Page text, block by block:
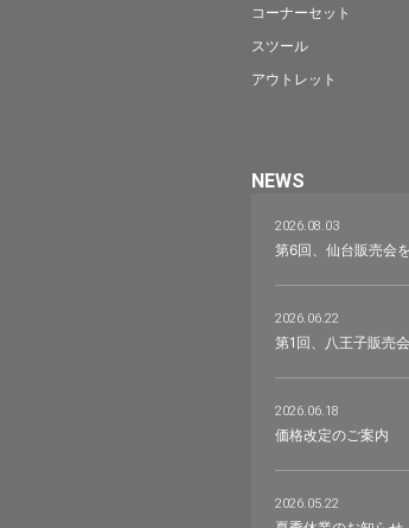
コーナーセット
スツール
アウトレット
NEWS
2026.08.03
第6回、仙台販売会
2026.06.22
第1回、八王子販売
2026.06.18
価格改定のご案内
2026.05.22